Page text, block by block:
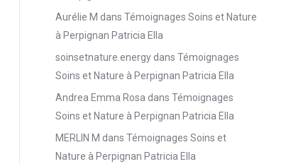
Aurélie M dans Témoignages Soins et Nature
à Perpignan Patricia Ella
soinsetnature.energy dans Témoignages
Soins et Nature à Perpignan Patricia Ella
Andrea Emma Rosa dans Témoignages
Soins et Nature à Perpignan Patricia Ella
MERLIN M dans Témoignages Soins et
Nature à Perpignan Patricia Ella